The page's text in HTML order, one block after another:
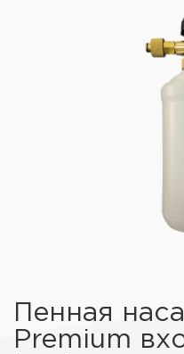
Пенная
Premium